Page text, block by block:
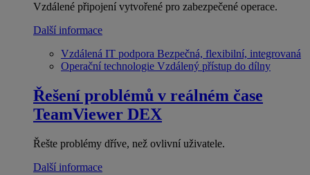
Vzdálené připojení vytvořené pro zabezpečené operace.
Další informace
Vzdálená IT podpora Bezpečná, flexibilní, integrovaná
Operační technologie Vzdálený přístup do dílny
Řešení problémů v reálném čase
TeamViewer DEX
Řešte problémy dříve, než ovlivní uživatele.
Další informace